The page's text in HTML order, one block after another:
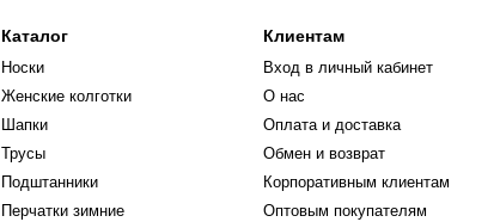
Каталог
Носки
Женские колготки
Шапки
Трусы
Подштанники
Перчатки зимние
Клиентам
Вход в личный кабинет
О нас
Оплата и доставка
Обмен и возврат
Корпоративным клиентам
Оптовым покупателям